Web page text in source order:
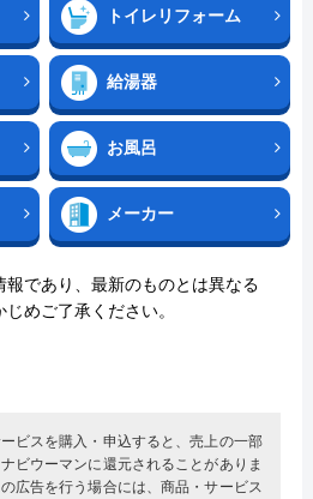
トイレリフォーム
給湯器
お風呂
メーカー
であり、最新のものとは異なる
めご了承ください。
ビスを購入・申込すると、売上の一部
ビウーマンに還元されることがありま
広告を行う場合には、商品・サービス